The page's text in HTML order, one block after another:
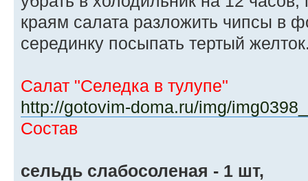
краям салата разложить чипсы в
серединку посыпать тертый
Салат "Селедка в тулупе"
http://gotovim-doma.ru/img/
Состав
сельдь слабосоленая - 1 шт,